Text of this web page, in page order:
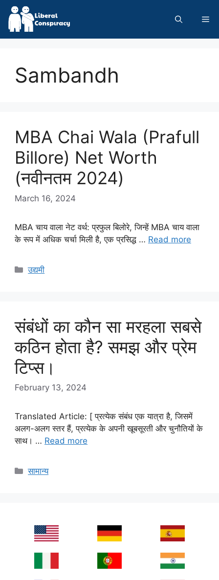
Skip
content
Sambandh
MBA Chai Wala (Prafull
Billore) Net Worth
(नवीनतम 2024)
March 16, 2024
MBA चाय वाला नेट वर्थ: प्रफुल बिलोरे, जिन्हें MBA चाय वाला
के रूप में अधिक चर्चा मिली है, एक प्रसिद्ध … Read more
Categories
उद्यमी
संबंधों का कौन सा मरहला सबसे
कठिन होता है? समझ और प्रेम
टिप्स।
February 13, 2024
Translated Article: [ प्रत्येक संबंध एक यात्रा है, जिसमें
अलग-अलग स्तर हैं, प्रत्येक के अपनी खूबसूरती और चुनौतियों के
साथ। … Read more
Categories
सामान्य